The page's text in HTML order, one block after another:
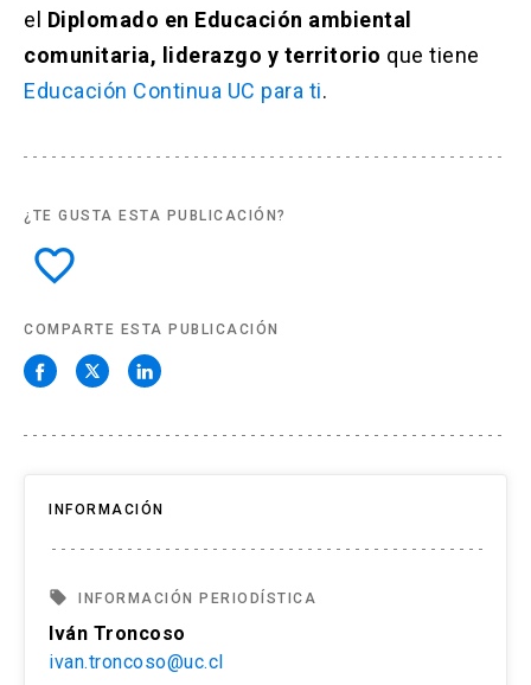
el Diplomado en Educación ambiental
comunitaria, liderazgo y territorio que tiene
Educación Continua UC para ti.
¿TE GUSTA ESTA PUBLICACIÓN?
favorite_border
COMPARTE ESTA PUBLICACIÓN
INFORMACIÓN
local_offer INFORMACIÓN PERIODÍSTICA
Iván Troncoso
ivan.troncoso@uc.cl